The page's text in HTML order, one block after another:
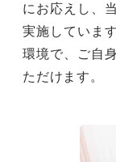
にお応えし、
実施していま
環境で、ご自
ただけます。